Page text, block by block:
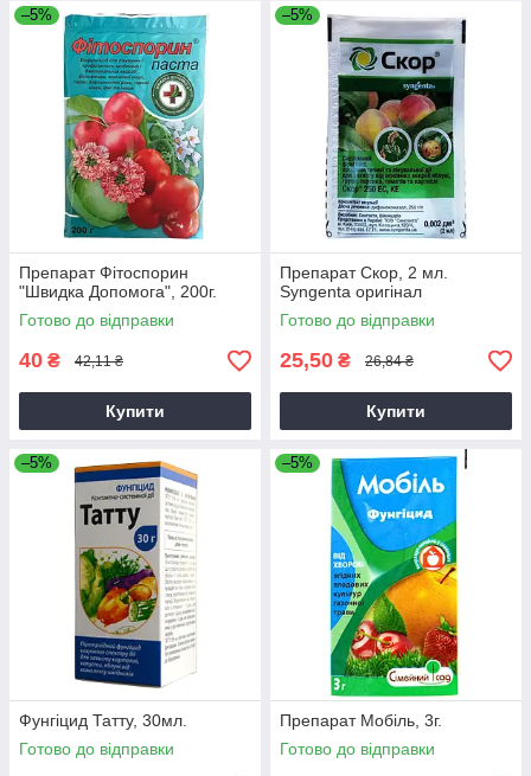
–5%
Препарат Фітоспорин
"Швидка Допомога", 200г.
Готово до відправки
40 ₴ 42,11 ₴
Купити
–5%
Препарат Скор, 2 мл.
Syngenta оригінал
Готово до відправки
25,50 ₴ 26,84 ₴
Купити
–5%
Фунгіцид Татту, 30мл.
Готово до відправки
–5%
Препарат Мобіль, 3г.
Готово до відправки